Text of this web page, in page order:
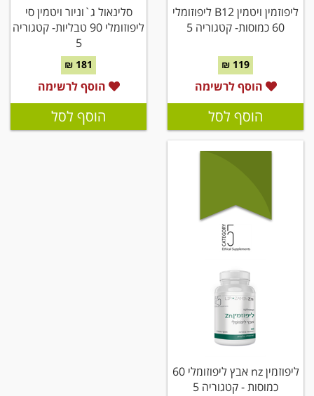
ליפוזמין ויטמין B12 ליפוזומלי
60 כמוסות- קטגוריה 5
119 ₪
הוסף לרשימה
הוסף לסל
סלינאול ג`וניור ויטמין סי
ליפוזומלי 90 טבליות- קטגוריה
5
181 ₪
הוסף לרשימה
הוסף לסל
ליפוזמין nz אבץ ליפוזומלי 60
כמוסות - קטגוריה 5